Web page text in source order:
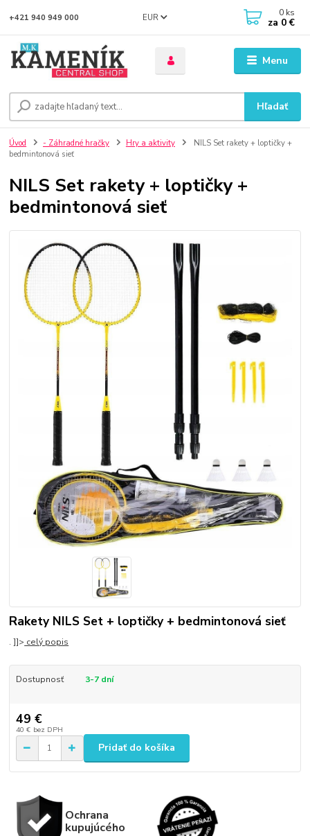
Menu
EUR
Hľadať
+421 940 949 000 0 ks
za 0 €
Úvod - Záhradné hračky Hry a aktivity
NILS Set rakety + loptičky +
bedmintonová sieť
NILS Set rakety + loptičky +
bedmintonová sieť
Rakety NILS Set + loptičky + bedmintonová sieť
. ]]> celý popis
Dostupnosť 3-7 dní
49 €
40 € bez DPH
Pridať do košíka
Ochrana
kupujúcého